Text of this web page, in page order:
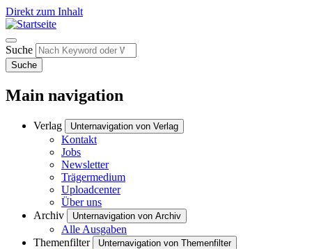
Direkt zum Inhalt
Suche
Suche
Main navigation
Verlag Unternavigation von Verlag
Kontakt
Jobs
Newsletter
Trägermedium
Uploadcenter
Über uns
Archiv
Unternavigation von Archiv
Alle Ausgaben
Themenfilter
Unternavigation von Themenfilter